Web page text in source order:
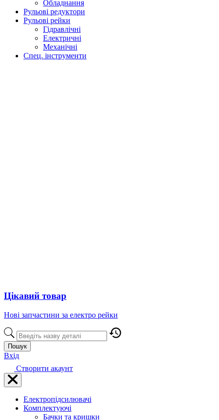
Обладнання
Рульові редуктори
Рульові рейки
Гідравлічні
Електричні
Механічні
Спец. інструменти
Цікавий товар
Нові запчастини за електро рейки
Пошук
Вхід
Створити акаунт
Електропідсилювачі
Комплектуючі
Бачки та кришки